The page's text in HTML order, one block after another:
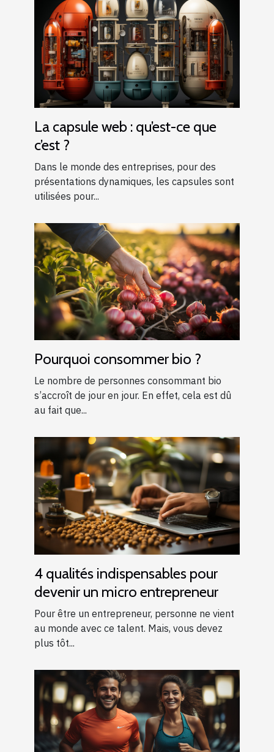
La capsule web : qu’est-ce que
c’est ?
Dans le monde des entreprises, pour des
présentations dynamiques, les capsules sont
utilisées pour...
Pourquoi consommer bio ?
Le nombre de personnes consommant bio
s’accroît de jour en jour. En effet, cela est dû
au fait que...
4 qualités indispensables pour
devenir un micro entrepreneur
Pour être un entrepreneur, personne ne vient
au monde avec ce talent. Mais, vous devez
plus tôt...